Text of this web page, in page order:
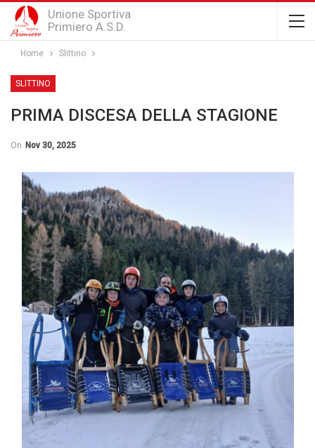
Unione Sportiva
Primiero A.S.D.
Home Slittino
SLITTINO
PRIMA DISCESA DELLA STAGIONE
On Nov 30, 2025